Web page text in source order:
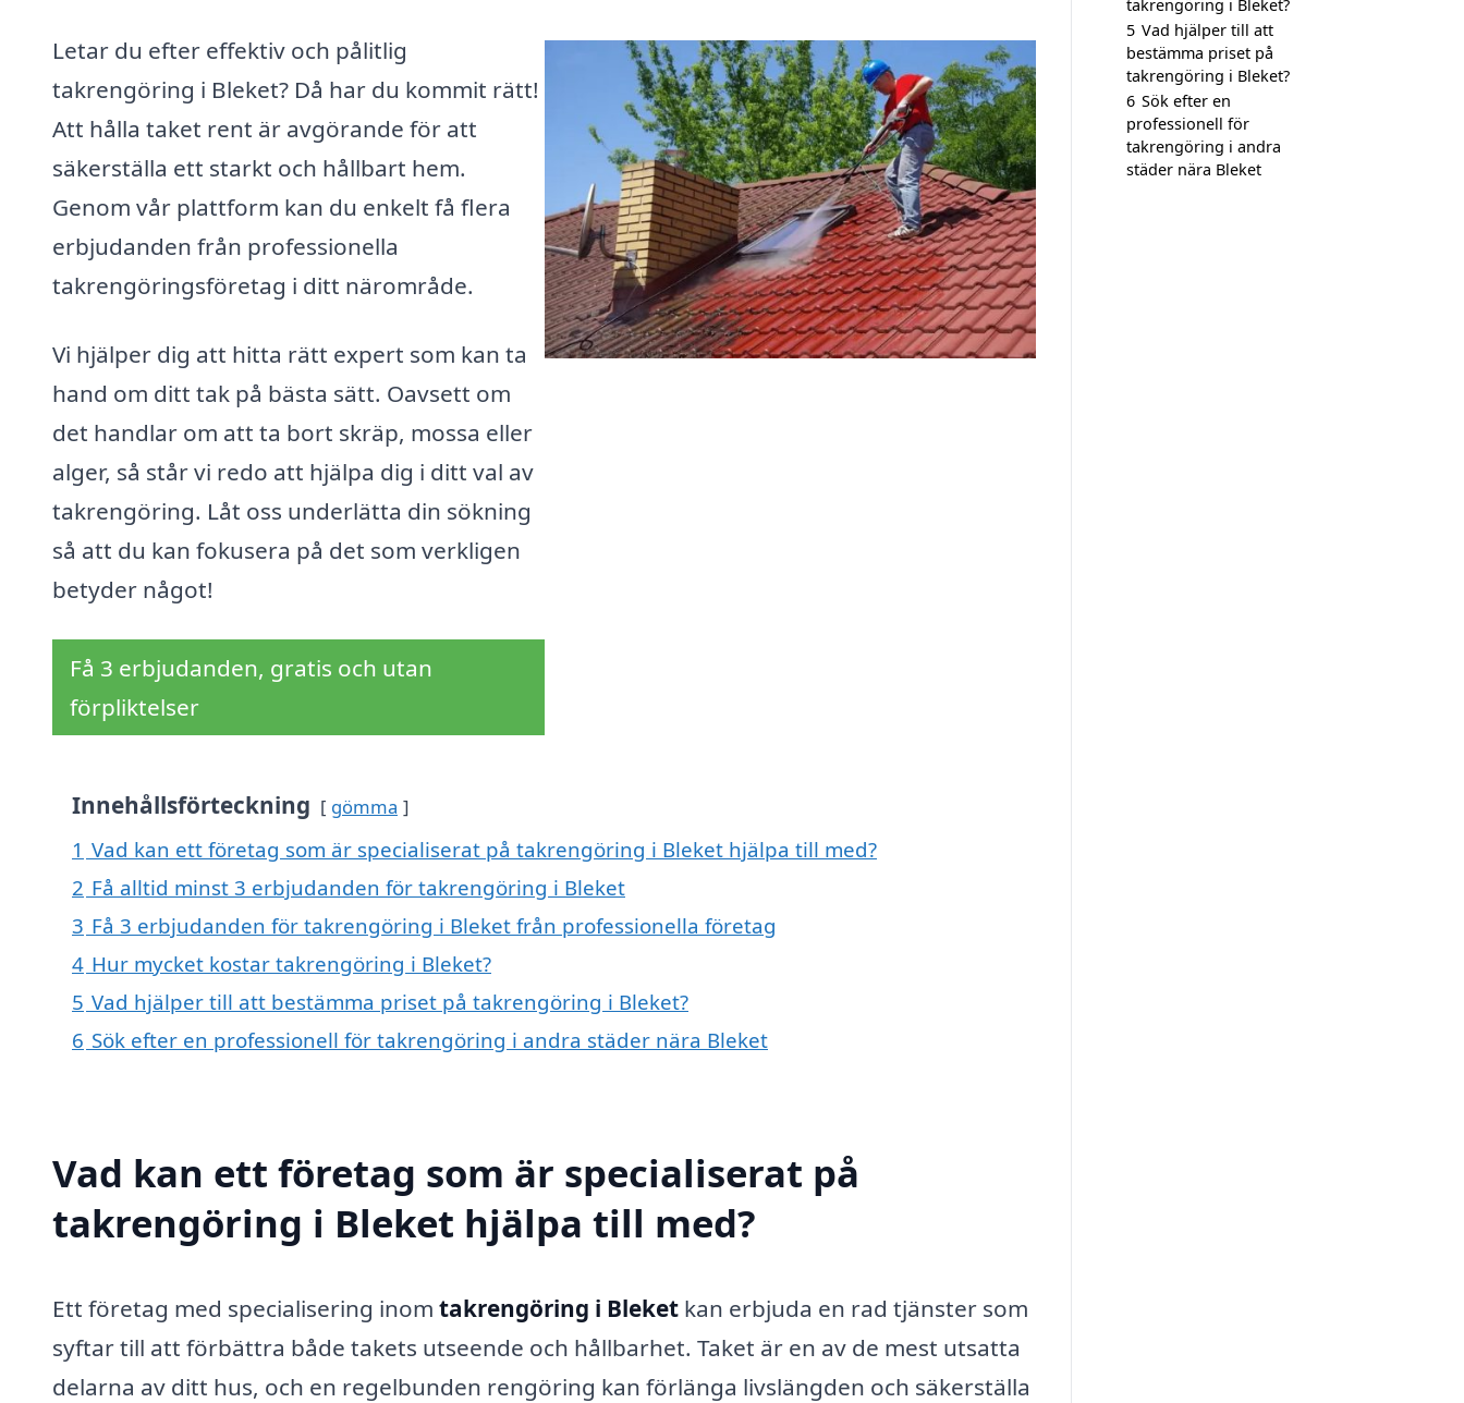
Letar du efter effektiv och pålitlig
takrengöring i Bleket? Då har du kommit rätt!
Att hålla taket rent är avgörande för att
säkerställa ett starkt och hållbart hem.
Genom vår plattform kan du enkelt få flera
erbjudanden från professionella
takrengöringsföretag i ditt närområde.
Vi hjälper dig att hitta rätt expert som kan ta
hand om ditt tak på bästa sätt. Oavsett om
det handlar om att ta bort skräp, mossa eller
alger, så står vi redo att hjälpa dig i ditt val av
takrengöring. Låt oss underlätta din sökning
så att du kan fokusera på det som verkligen
betyder något!
Få 3 erbjudanden, gratis och utan
förpliktelser
Innehållsförteckning gömma
1 Vad kan ett företag som är specialiserat på takrengöring i Bleket hjälpa till med?
2 Få alltid minst 3 erbjudanden för takrengöring i Bleket
3 Få 3 erbjudanden för takrengöring i Bleket från professionella företag
4 Hur mycket kostar takrengöring i Bleket?
5 Vad hjälper till att bestämma priset på takrengöring i Bleket?
6 Sök efter en professionell för takrengöring i andra städer nära Bleket
Vad kan ett företag som är specialiserat på
takrengöring i Bleket hjälpa till med?
Ett företag med specialisering inom takrengöring i Bleket kan erbjuda en rad tjänster som
syftar till att förbättra både takets utseende och hållbarhet. Taket är en av de mest utsatta
delarna av ditt hus, och en regelbunden rengöring kan förlänga livslängden och säkerställa
takrengöring i Bleket?
5 Vad hjälper till att
bestämma priset på
takrengöring i Bleket?
6 Sök efter en
professionell för
takrengöring i andra
städer nära Bleket